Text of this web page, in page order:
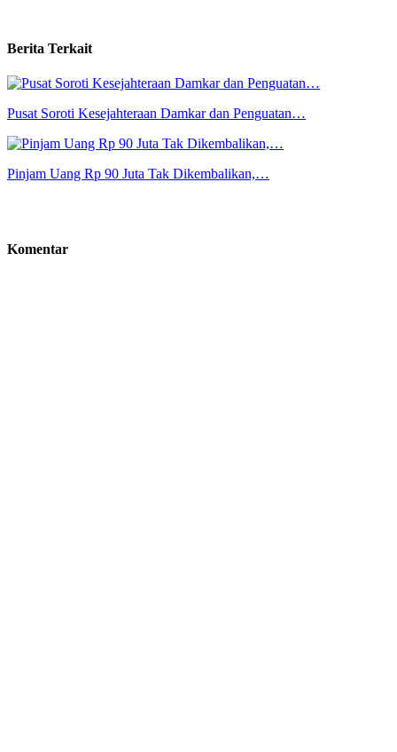
Berita Terkait
Pusat Soroti Kesejahteraan Damkar dan Penguatan…
Pinjam Uang Rp 90 Juta Tak Dikembalikan,…
Komentar